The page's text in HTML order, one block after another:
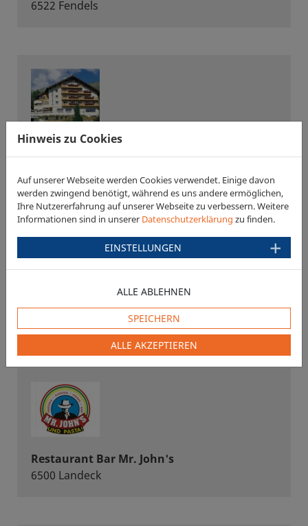
6522 Fendels
Hotel Bergfrieden
6533 Fiss
6580 St. Anton am Arlberg
Restaurant Bar Mr. John's
6500 Landeck
Hinweis zu Cookies
Auf unserer Webseite werden Cookies verwendet. Einige davon
werden zwingend benötigt, während es uns andere ermöglichen,
Ihre Nutzererfahrung auf unserer Webseite zu verbessern. Weitere
Informationen sind in unserer Datenschutzerklärung zu finden.
EINSTELLUNGEN
ALLE ABLEHNEN
SPEICHERN
ALLE AKZEPTIEREN